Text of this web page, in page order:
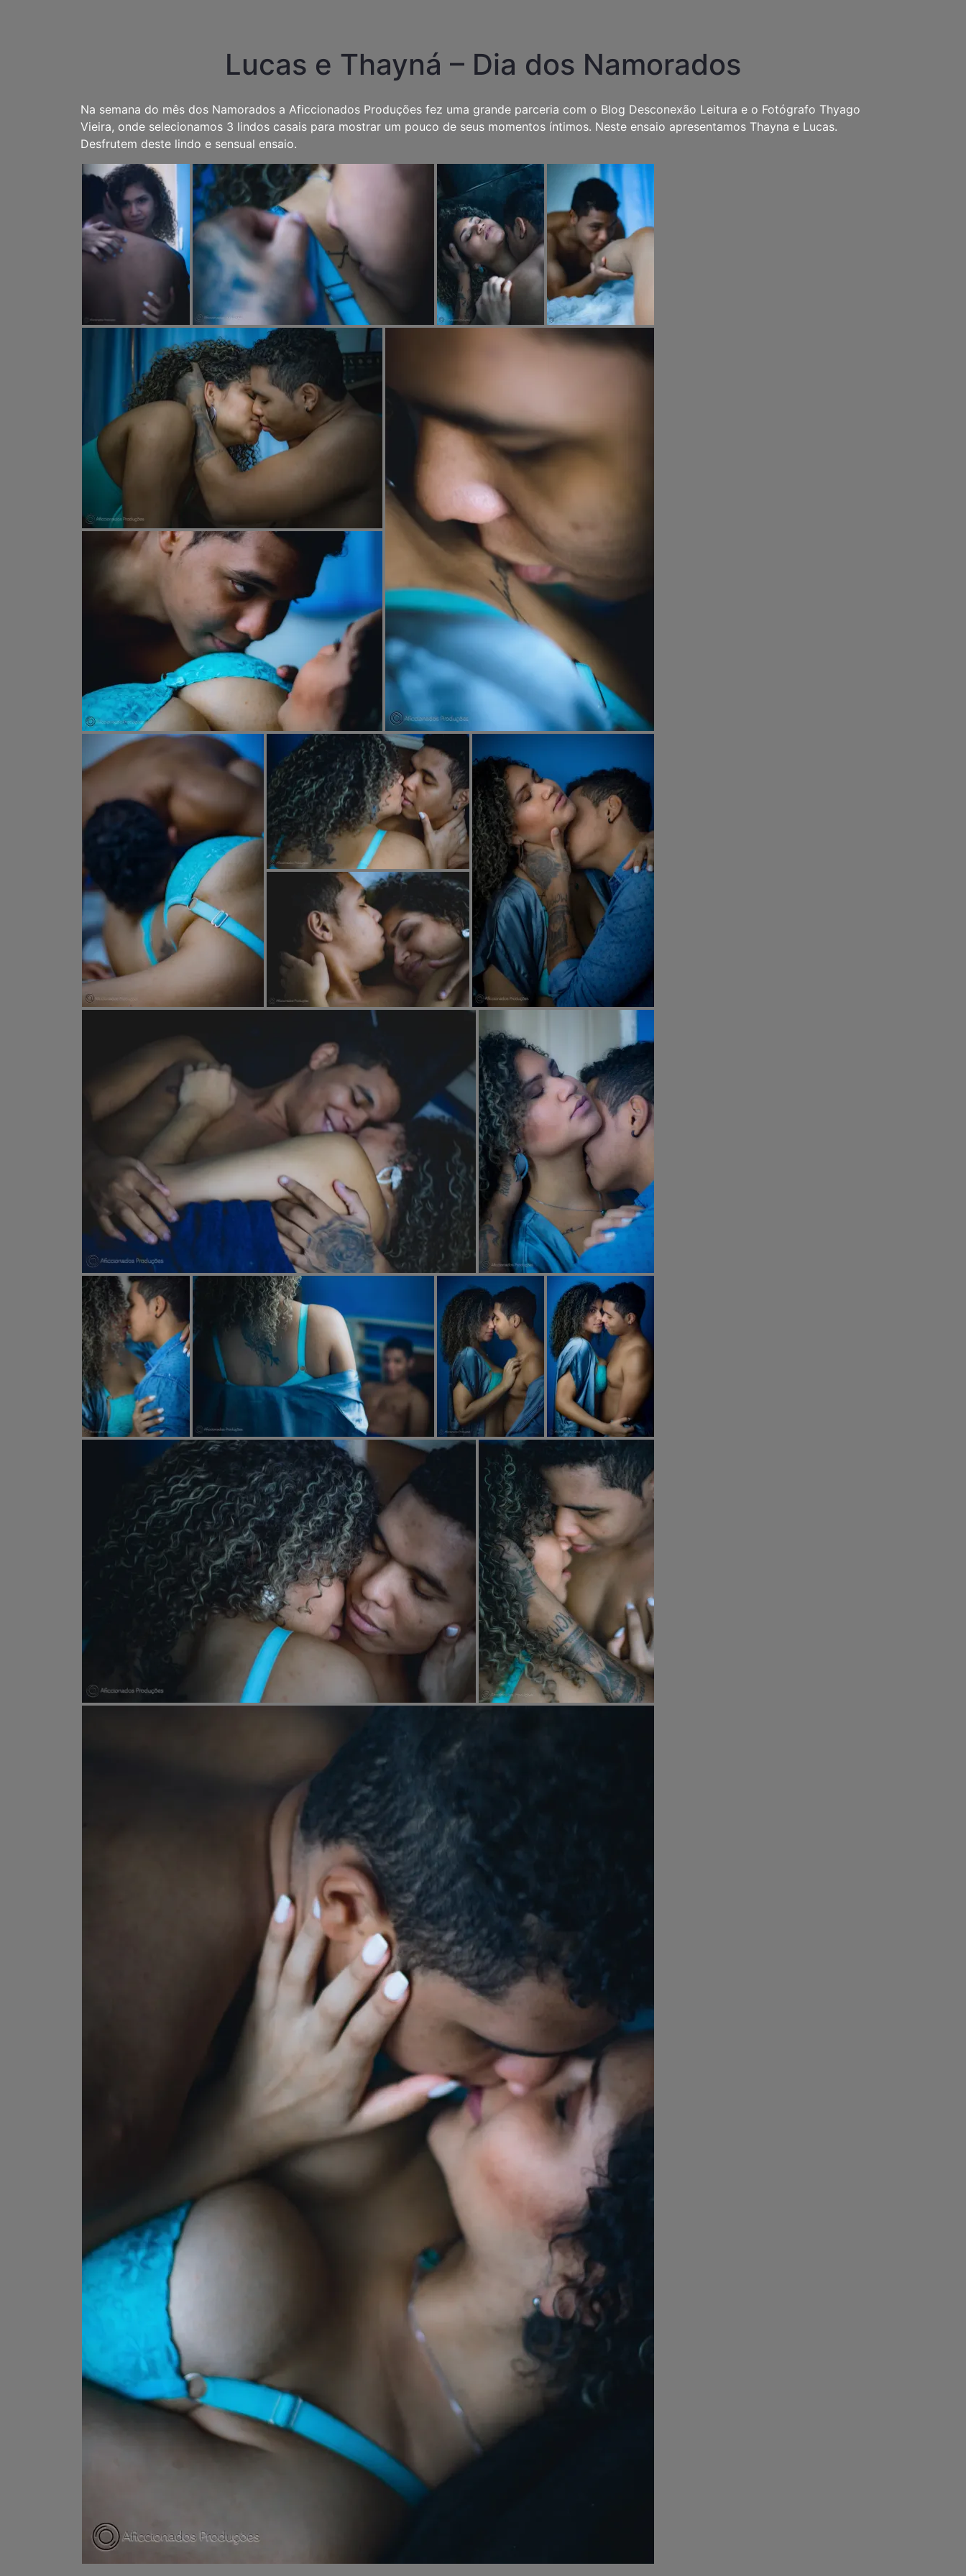
Lucas e Thayná – Dia dos Namorados
Na semana do mês dos Namorados a Aficcionados Produções fez uma grande parceria com o Blog Desconexão Leitura e o Fotógrafo Thyago
Vieira, onde selecionamos 3 lindos casais para mostrar um pouco de seus momentos íntimos. Neste ensaio apresentamos Thayna e Lucas.
Desfrutem deste lindo e sensual ensaio.